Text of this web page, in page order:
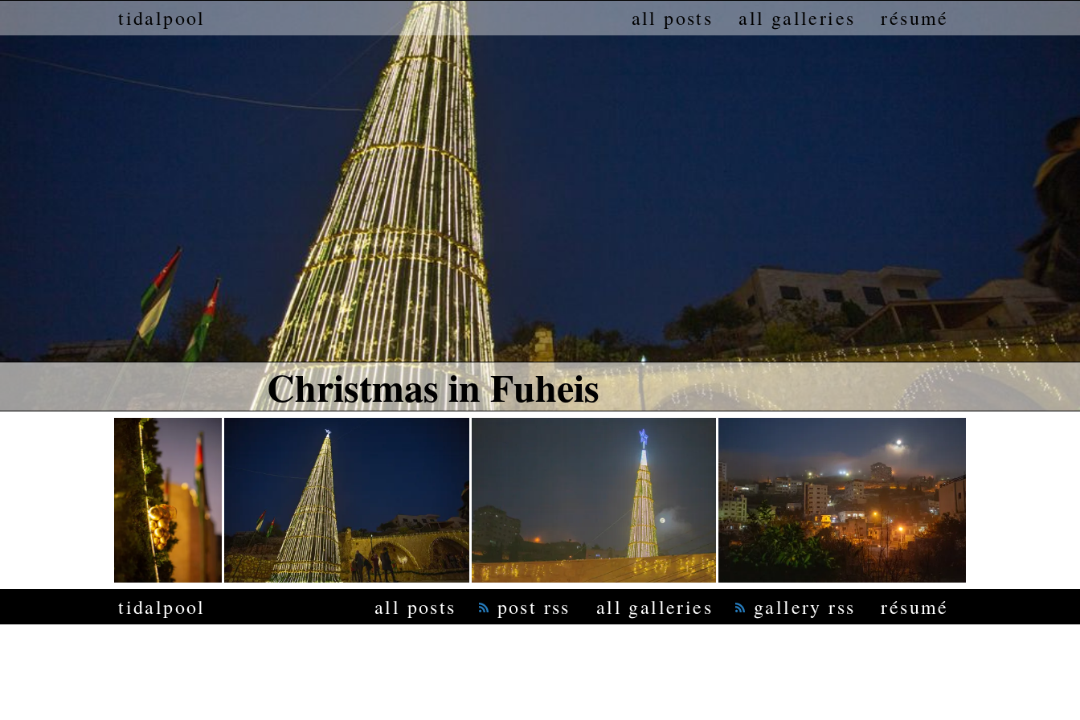
tidalpool all posts all galleries résumé
Christmas in Fuheis
tidalpool all posts post rss all galleries gallery rss résumé